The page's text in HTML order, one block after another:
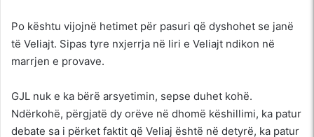
Po kështu vijojnë hetimet për pasuri që dyshohet se janë
të Veliajt. Sipas tyre nxjerrja në liri e Veliajt ndikon në
marrjen e provave.
GJL nuk e ka bërë arsyetimin, sepse duhet kohë.
Ndërkohë, përgjatë dy orëve në dhomë këshillimi, ka patur
debate sa i përket faktit që Veliaj është në detyrë, ka patur